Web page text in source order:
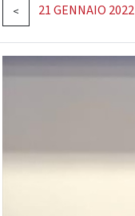
< 21 GENNAIO 2022